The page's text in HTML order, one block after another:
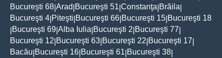
Bucureşti 68 Arad Bucureşti 51 Constanţa Brăila
Bucureşti 4 Piteşti Bucureşti 66 Bucureşti 15 Bucureşti 18
Bucureşti 69 Alba Iulia Bucureşti 2 Bucureşti 77
Bucureşti 12 Bucureşti 63 Bucureşti 22 Bucureşti 17
Bacău Bucureşti 16 Bucureşti 61 Bucureşti 38